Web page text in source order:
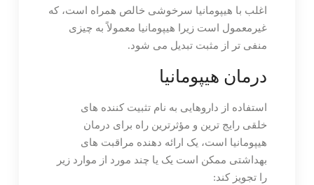
اغلب با هیپومانیا سرخوشی خالص همراه است، که
غیرمعمول است زیرا هیپومانیا معمولاً به چیزی
منفی تر از مثبت تبدیل می شود.
درمان هیپومانیا
استفاده از داروهایی به نام تثبیت کننده های
خلقی رایج ترین و مؤثرترین راه برای درمان
هیپومانیا است، یک ارائه دهنده مراقبت های
بهداشتی ممکن است یک یا چند مورد از موارد زیر
را تجویز کند: